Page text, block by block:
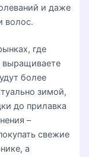
и даже
волос.
где
более
зимой,
до прилавка
–
свежие
а